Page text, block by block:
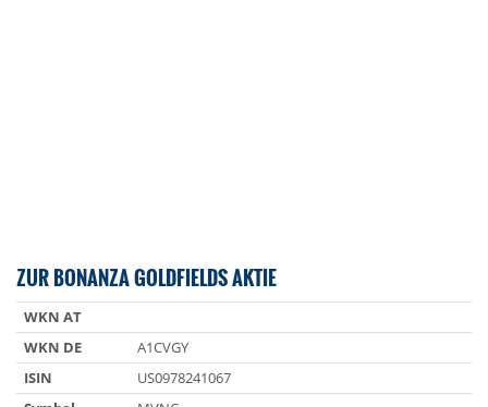
ZUR BONANZA GOLDFIELDS AKTIE
WKN AT
WKN DE
A1CVGY
ISIN
US0978241067